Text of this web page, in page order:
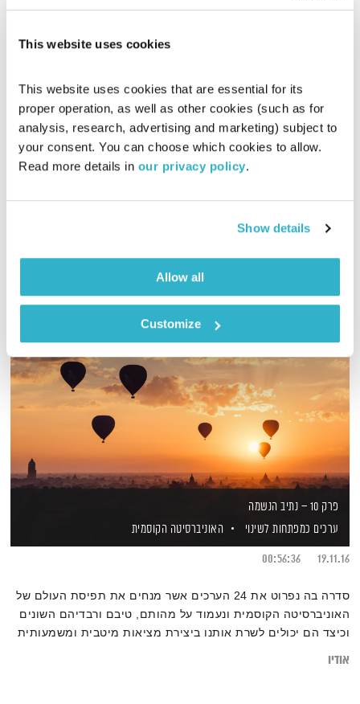
This website uses cookies
This website uses cookies that are essential for its
proper operation, as well as other cookies (such as for
analysis, research, advertising and marketing) subject to
your consent. You can choose which cookies to allow.
Read more details in our privacy policy.
Show details
Allow all
Customize
פעם הורה, תמיד הורה
שרי אריסון
29.12.22
00:44:09
העובד הסוציאלי והמטפל המשפחתי, הרצל כחלון, מביא מנסיונו
נקודות המפנה בתהליכים הללו?.. כמו גם עוד אנקדוטות מרתקות
אודיו
פרק 10 – נתיב הנשמה
ערכים כמפתחות לשינוי
האוניברסיטה הקוסמית
19.11.16
00:56:36
סדרה בה נפרוט את 24 הערכים אשר מנחים את תפיסת העולם של
האוניברסיטה הקוסמית ונעמוד על מהותם, טיבם ורבדיהם השונים
וכיצד הם יכולים לשרת אותנו ביצירת מציאות מיטבית ומשמעותית
אודיו